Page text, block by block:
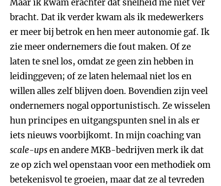
Maar ik kwam erachter dat snelheid me niet ver
bracht. Dat ik verder kwam als ik medewerkers
er meer bij betrok en hen meer autonomie gaf. Ik
zie meer ondernemers die fout maken. Of ze
laten te snel los, omdat ze geen zin hebben in
leidinggeven; of ze laten helemaal niet los en
willen alles zelf blijven doen. Bovendien zijn veel
ondernemers nogal opportunistisch. Ze wisselen
hun principes en uitgangspunten snel in als er
iets nieuws voorbijkomt. In mijn coaching van
scale-upsen andere MKB-bedrijven merk ik dat
ze op zich wel openstaan voor een methodiek om
betekenisvol te groeien, maar dat ze al tevreden